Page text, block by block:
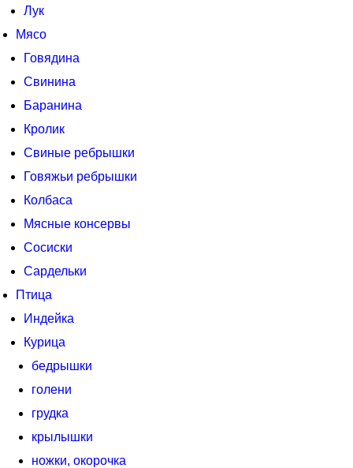
Лук
Мясо
Говядина
Свинина
Баранина
Кролик
Свиные ребрышки
Говяжьи ребрышки
Колбаса
Мясные консервы
Сосиски
Сардельки
Птица
Индейка
Курица
бедрышки
голени
грудка
крылышки
ножки, окорочка